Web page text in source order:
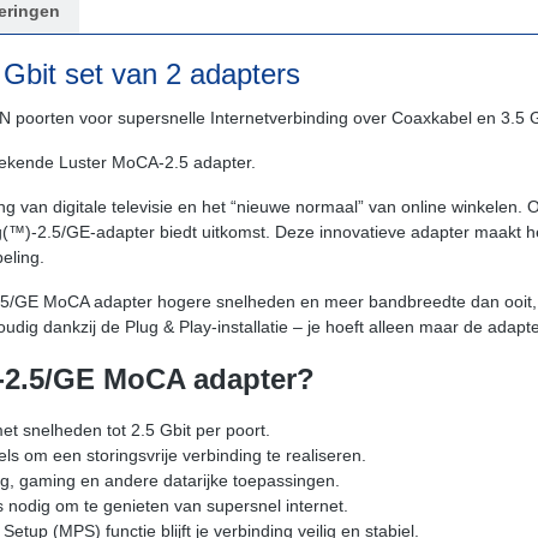
set van 2 adapters
voor supersnelle Internetverbinding over Coaxkabel en 3.5
Luster MoCA-2.5 adapter.
van digitale televisie en het “nieuwe normaal” van online
2.5/GE-adapter biedt uitkomst. Deze innovatieve adapter maakt
MoCA adapter hogere snelheden en meer bandbreedte dan
dankzij de Plug & Play-installatie – je hoeft alleen maar de
GE MoCA adapter?
snelheden tot 2.5 Gbit per poort.
om een storingsvrije verbinding te realiseren.
gaming en andere datarijke toepassingen.
om te genieten van supersnel internet.
(MPS) functie blijft je verbinding veilig en stabiel.